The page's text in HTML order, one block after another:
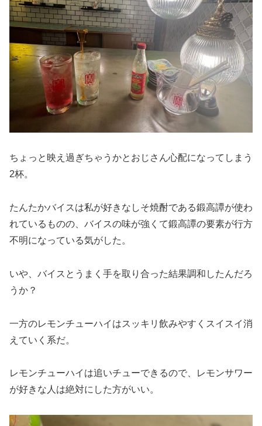
ちょっと映え過ぎちゃうかとおじさん心配になってしまう
2杯。
たんたかバイスは私が好きなしそ焼酎である鍛高譚が使わ
れているものの、バイスの味が強くて鍛高譚の要素が行方
不明になっている気がした。
いや、バイスとうまく手を取り合った結果調和したんだろ
うか？
一方のレモンチューハイはスッキリ飲みやすくスイスイ消
えていく系だ。
レモンチューハイは追いチューできるので、レモンサワー
が好きな人は絶対にした方がいい。